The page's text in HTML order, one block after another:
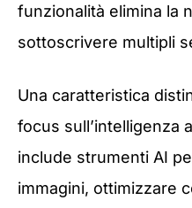
funzionalità elimina la
sottoscrivere multipli
Una caratteristica
focus sull’intelligenza
include strumenti AI
immagini, ottimizzare